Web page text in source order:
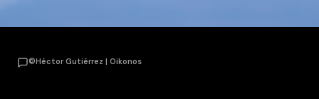
©Héctor Gutiérrez | Oikonos